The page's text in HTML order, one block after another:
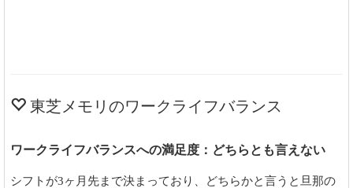
東芝メモリのワークライフバランス
ワークライフバランスへの満足度：どちらとも言えない
シフトが3ヶ月先まで決まっており、どちらかと言うと旦那の